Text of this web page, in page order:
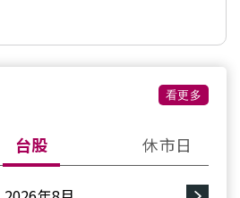
看更多
台股 休市日